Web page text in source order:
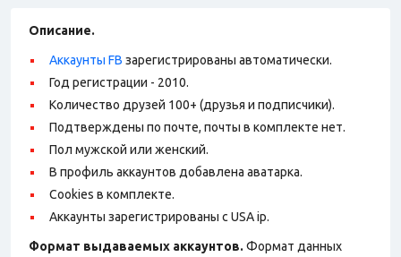
Описание.
Аккаунты FB зарегистрированы автоматически.
Год регистрации - 2010.
Количество друзей 100+ (друзья и подписчики).
Подтверждены по почте, почты в комплекте нет.
Пол мужской или женский.
В профиль аккаунтов добавлена аватарка.
Cookies в комплекте.
Аккаунты зарегистрированы с USA ip.
Формат выдаваемых аккаунтов. Формат данных